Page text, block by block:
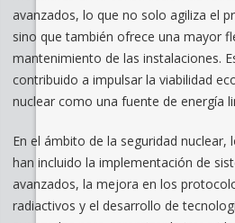
avanzados, lo que no solo agiliza el
sino que también ofrece una mayor
mantenimiento de las instalaciones.
contribuido a impulsar la viabilidad
nuclear como una fuente de energía
En el ámbito de la seguridad nuclear,
han incluido la implementación de
avanzados, la mejora en los
radiactivos y el desarrollo de